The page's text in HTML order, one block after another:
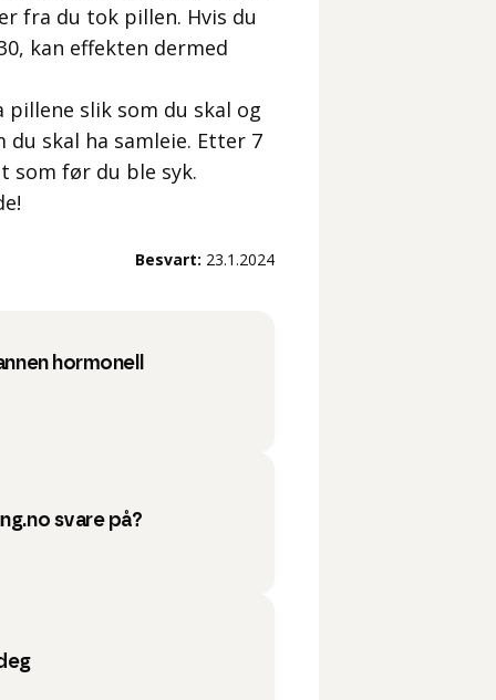
fra du tok pillen. Hvis du
kan effekten dermed
slik som du skal og
skal ha samleie. Etter 7
før du ble syk.
Besvart: 23.1.2024
hormonell
svare på?